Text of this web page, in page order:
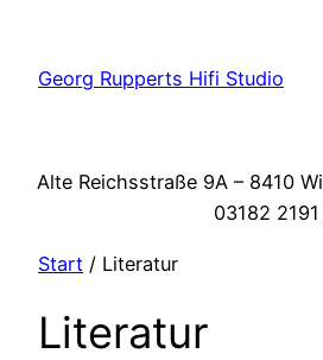
springen
Georg Rupperts Hifi Studio
Alte Reichsstraße 9A – 8410
03182 2191
Start / Literatur
Literatur